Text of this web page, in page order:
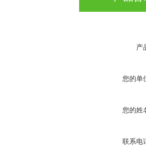
产
您的单
您的姓
联系电